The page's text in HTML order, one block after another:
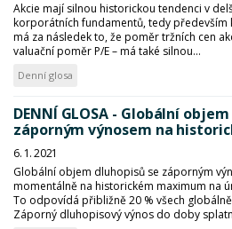
Akcie mají silnou historickou tendenci v
korporátních fundamentů, tedy především
má za následek to, že poměr tržních cen
valuační poměr P/E – má také silnou...
Denní glosa
DENNÍ GLOSA - Globální
záporným výnosem na
6. 1. 2021
Globální objem dluhopisů se záporným
momentálně na historickém maximum na
To odpovídá přibližně 20 % všech
Záporný dluhopisový výnos do doby